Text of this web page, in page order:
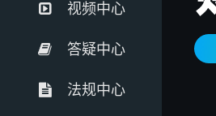
视频中心
答疑中心
法规中心